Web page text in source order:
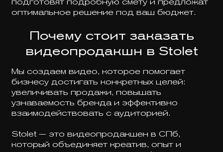
оптимальное решение под ваш бюджет.
Почему стоит заказать
видеопродакшн в Stolet
Мы создаем видео, которое помогает
бизнесу достигать конкретных целей:
увеличивать продажи, повышать
узнаваемость бренда и эффективно
взаимодействовать с аудиторией.
Stolet — это видеопродакшен в СПб,
который объединяет креатив, опыт и